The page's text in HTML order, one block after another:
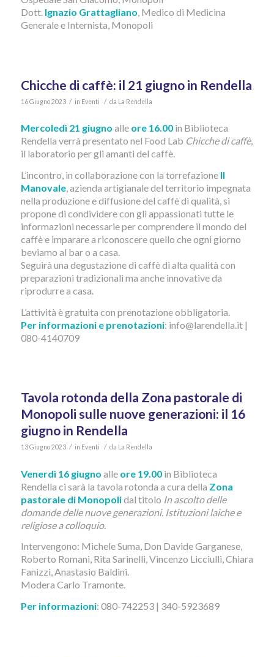
Dott. Ignazio Grattagliano, Medico di Medicina
Generale e Internista, Monopoli
Chicche di caffè: il 21 giugno in Rendella
16 Giugno 2023 / in Eventi / da La Rendella
Mercoledì 21 giugno alleore 16.00 in Biblioteca
Rendella verrà presentato nel Food Lab Chicche di caffè,
il laboratorio per gli amanti del caffè.
L’incontro, in collaborazione con la torrefazioneIl
Manovale, azienda artigianale del territorio impegnata
nella produzione e diffusione del caffè di qualità, si
propone di condividere con gli appassionati tutte le
informazioni necessarie per comprendere il mondo del
caffè e imparare a riconoscere quello che ogni giorno
beviamo al bar o a casa.
Seguirà una degustazione di caffè di alta qualità con
preparazioni tradizionali ma anche innovative da
riprodurre a casa.
L’attività è gratuita con prenotazione obbligatoria.
Per informazioni e prenotazioni: info@larendella.it |
080-4140709
Tavola rotonda della Zona pastorale di
Monopoli sulle nuove generazioni: il 16
giugno in Rendella
13 Giugno 2023 / in Eventi / da La Rendella
Venerdì 16 giugno alle ore 19.00in Biblioteca
Rendella ci sarà la tavola rotonda a cura della Zona
pastorale di Monopolidal titolo In ascolto delle
domande delle nuove generazioni. Istituzioni laiche e
religiose a colloquio.
Intervengono: Michele Suma, Don Davide Garganese,
Roberto Romani, Rita Sarinelli, Vincenzo Licciulli, Chiara
Fanizzi, Anastasio Baldini.
Modera Carlo Tramonte.
Per informazioni: 080-742253 | 340-5923689